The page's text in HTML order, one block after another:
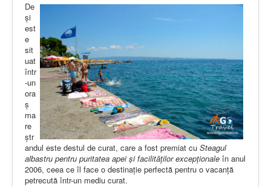
De
și
est
e
sit
uat
într
-un
ora
ș
ma
re
ștr
andul este destul de curat, care a fost premiat cu Steagul
albastru pentru puritatea apei și facilităților excepționale în anul
2006, ceea ce îl face o destinație perfectă pentru o vacanță
petrecută într-un mediu curat.